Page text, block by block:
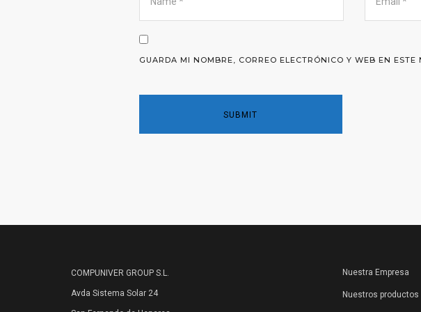
GUARDA MI NOMBRE, CORREO ELECTRÓNICO Y WEB EN
COMPUNIVER GROUP S.L.
Avda Sistema Solar 24
Nuestra Empresa
Nuestros productos